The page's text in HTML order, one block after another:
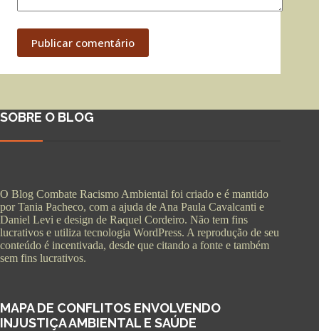
Publicar comentário
SOBRE O BLOG
O Blog Combate Racismo Ambiental foi criado e é mantido
por Tania Pacheco, com a ajuda de Ana Paula Cavalcanti e
Daniel Levi e design de Raquel Cordeiro. Não tem fins
lucrativos e utiliza tecnologia WordPress. A reprodução de seu
conteúdo é incentivada, desde que citando a fonte e também
sem fins lucrativos.
MAPA DE CONFLITOS ENVOLVENDO
INJUSTIÇA AMBIENTAL E SAÚDE